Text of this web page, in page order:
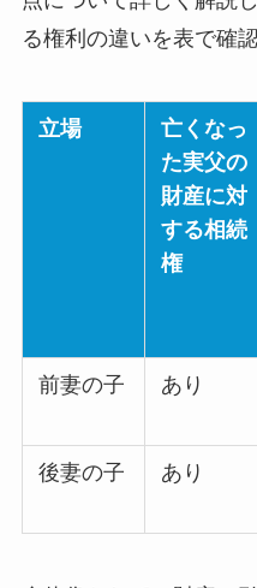
る権利の違いを表で確
立場
亡くなっ
た実父の
財産に対
する相続
権
前妻の子 あり
後妻の子 あり